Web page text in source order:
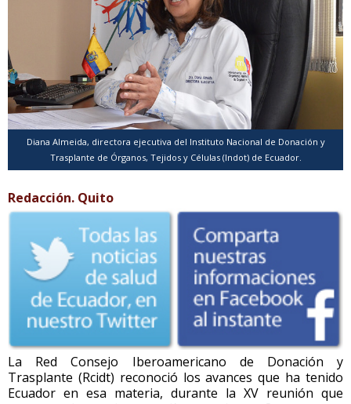
Diana Almeida, directora ejecutiva del Instituto Nacional de Donación y
Trasplante de Órganos, Tejidos y Células (Indot) de Ecuador.
Redacción. Quito
La Red Consejo Iberoamericano de Donación y
Trasplante (Rcidt) reconoció los avances que ha tenido
Ecuador en esa materia, durante la XV reunión que